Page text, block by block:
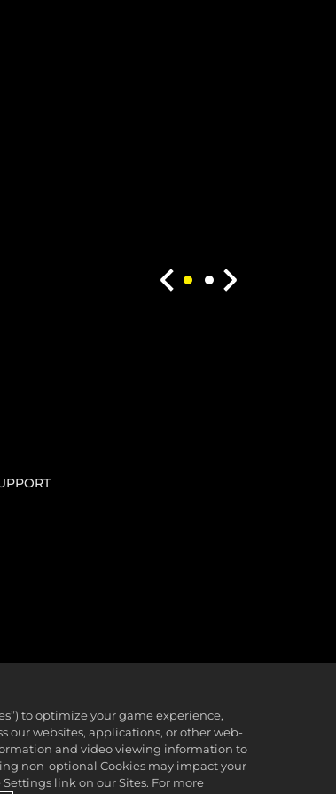
的財產。保留所有權利。
點擊這裡。如果你要找的是「Borderland Sciences
to optimize your game experience,
our websites, applications, or other web-
and video viewing information to
non-optional Cookies may impact your
link on our Sites. For more